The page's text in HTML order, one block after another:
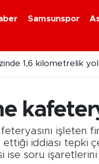
Samsunspor
Fink ve teknik
işleten
iddiası tepki
ise soru